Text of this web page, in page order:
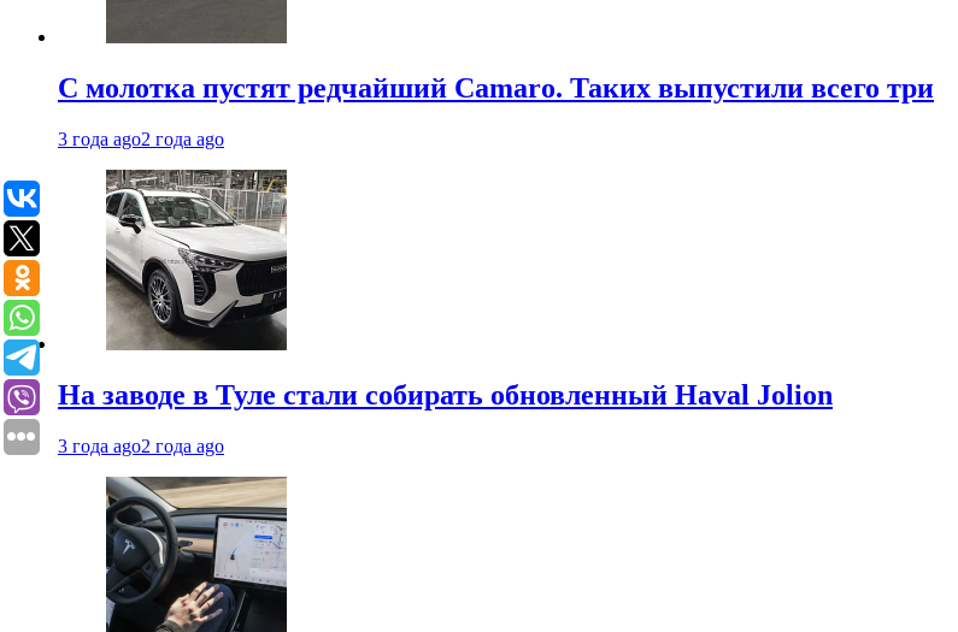
С молотка пустят редчайший Camaro. Таких выпустили всего три
3 года ago2 года ago
На заводе в Туле стали собирать обновленный Haval Jolion
3 года ago2 года ago